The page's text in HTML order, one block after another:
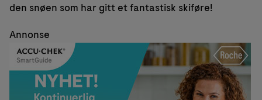
den snøen som har gitt et fantastisk skiføre!
Annonse